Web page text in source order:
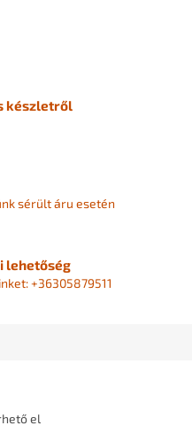
készletről
sérült áru esetén
lehetőség
+36305879511
el